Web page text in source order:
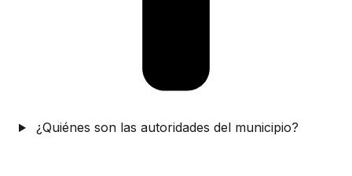
¿Quiénes son las autoridades del municipio?